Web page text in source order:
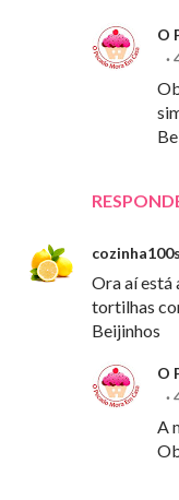
O
Ora aí está
tortilhas
Beijinhos
O
A